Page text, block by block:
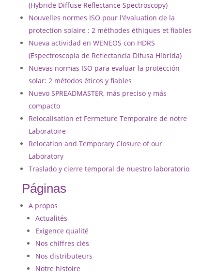
(Hybride Diffuse Reflectance Spectroscopy)
Nouvelles normes ISO pour l'évaluation de la
protection solaire : 2 méthodes éthiques et fiables
Nueva actividad en WENEOS con HDRS
(Espectroscopia de Reflectancia Difusa Híbrida)
Nuevas normas ISO para evaluar la protección
solar: 2 métodos éticos y fiables
Nuevo SPREADMASTER, más preciso y más
compacto
Relocalisation et Fermeture Temporaire de notre
Laboratoire
Relocation and Temporary Closure of our
Laboratory
Traslado y cierre temporal de nuestro laboratorio
Páginas
A propos
Actualités
Exigence qualité
Nos chiffres clés
Nos distributeurs
Notre histoire